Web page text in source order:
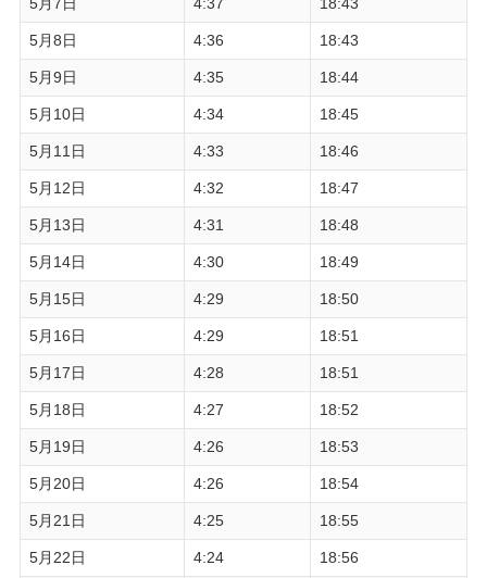
5月8日 4:36 18:43
5月9日 4:35 18:44
5月10日 4:34 18:45
5月11日 4:33 18:46
5月12日 4:32 18:47
5月13日 4:31 18:48
5月14日 4:30 18:49
5月15日 4:29 18:50
5月16日 4:29 18:51
5月17日 4:28 18:51
5月18日 4:27 18:52
5月19日 4:26 18:53
5月20日 4:26 18:54
5月21日 4:25 18:55
5月22日 4:24 18:56